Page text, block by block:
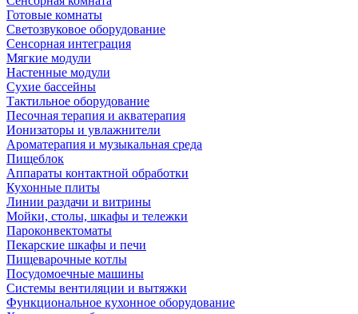
Готовые комнаты
Светозвуковое оборудование
Сенсорная интеграция
Мягкие модули
Настенные модули
Сухие бассейны
Тактильное оборудование
Песочная терапия и акватерапия
Ионизаторы и увлажнители
Ароматерапия и музыкальная среда
Пищеблок
Аппараты контактной обработки
Кухонные плиты
Линии раздачи и витрины
Мойки, столы, шкафы и тележки
Пароконвектоматы
Пекарские шкафы и печи
Пищеварочные котлы
Посудомоечные машины
Системы вентиляции и вытяжки
Функциональное кухонное оборудование